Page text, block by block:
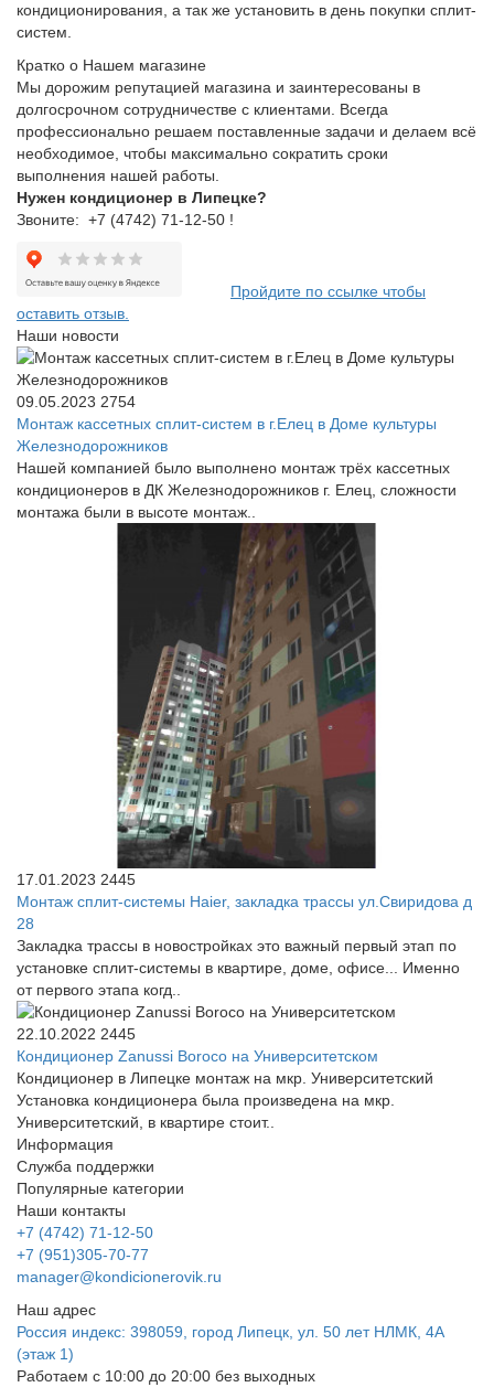
кондиционирования, а так же установить в день покупки сплит-
систем.
Кратко о Нашем магазине
Мы дорожим репутацией магазина и заинтересованы в
долгосрочном сотрудничестве с клиентами. Всегда
профессионально решаем поставленные задачи и делаем всё
необходимое, чтобы максимально сократить сроки
выполнения нашей работы.
Нужен кондиционер в Липецке?
Звоните: +7 (4742) 71-12-50 !
Пройдите по ссылке чтобы
оставить отзыв.
Наши новости
09.05.2023 2754
Монтаж кассетных сплит-систем в г.Елец в Доме культуры
Железнодорожников
Нашей компанией было выполнено монтаж трёх кассетных
кондиционеров в ДК Железнодорожников г. Елец, сложности
монтажа были в высоте монтаж..
17.01.2023 2445
Монтаж сплит-системы Haier, закладка трассы ул.Свиридова д
28
Закладка трассы в новостройках это важный первый этап по
установке сплит-системы в квартире, доме, офисе... Именно
от первого этапа когд..
22.10.2022 2445
Кондиционер Zanussi Boroco на Университетском
Кондиционер в Липецке монтаж на мкр. Университетский
Установка кондиционера была произведена на мкр.
Университетский, в квартире стоит..
Информация
Служба поддержки
Популярные категории
Наши контакты
+7 (4742) 71-12-50
+7 (951)305-70-77
manager@kondicionerovik.ru
Наш адрес
Россия индекс: 398059, город Липецк, ул. 50 лет НЛМК, 4А
(этаж 1)
Работаем с 10:00 до 20:00 без выходных